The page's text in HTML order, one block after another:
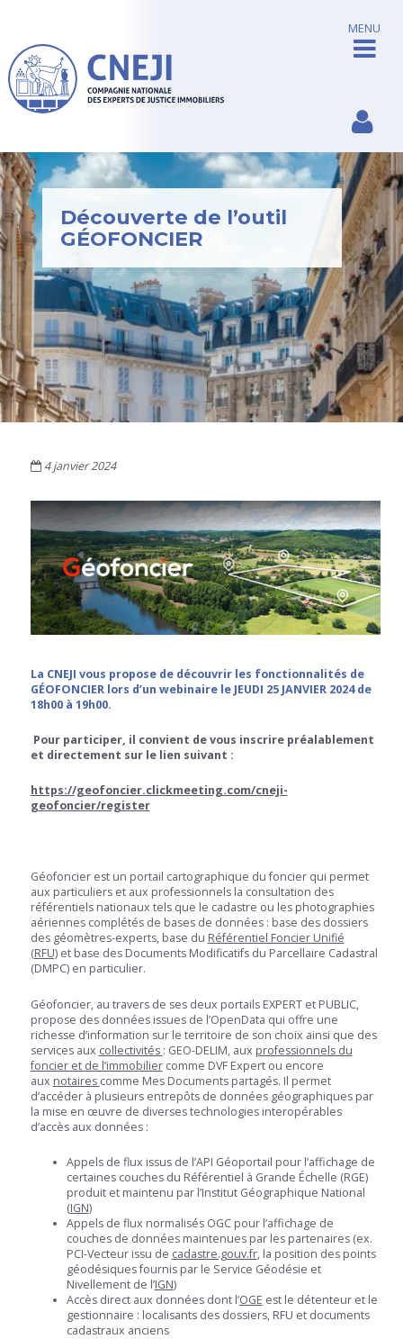
MENU
Découverte de l’outil
GÉOFONCIER
4 janvier 2024
La CNEJI vous propose de découvrir les fonctionnalités de
GÉOFONCIER lors d’un webinaire le JEUDI 25 JANVIER 2024 de
18h00 à 19h00.
Pour participer, il convient de vous inscrire préalablement
et directement sur le lien suivant :
https://geofoncier.clickmeeting.com/cneji-
geofoncier/register
Géofoncier est un portail cartographique du foncier qui permet
aux particuliers et aux professionnels la consultation des
référentiels nationaux tels que le cadastre ou les photographies
aériennes complétés de bases de données : base des dossiers
des géomètres-experts, base du Référentiel Foncier Unifié
(RFU)et base des Documents Modificatifs du Parcellaire Cadastral
(DMPC) en particulier.
Géofoncier, au travers de ses deux portails EXPERT et PUBLIC,
propose des données issues de l’OpenData qui offre une
richesse d’information sur le territoire de son choix ainsi que des
services aux collectivités : GEO-DELIM, aux professionnels du
foncier et de l’immobiliercomme DVF Expert ou encore
aux notaires comme Mes Documents partagés. Il permet
d’accéder à plusieurs entrepôts de données géographiques par
la mise en œuvre de diverses technologies interopérables
d’accès aux données :
Appels de flux issus de l’API Géoportail pour l’affichage de
certaines couches du Référentiel à Grande Échelle (RGE)
produit et maintenu par l’Institut Géographique National
(IGN)
Appels de flux normalisés OGC pour l’affichage de
couches de données maintenues par les partenaires (ex.
PCI-Vecteur issu de cadastre.gouv.fr, la position des points
géodésiques fournis par le Service Géodésie et
Nivellement de l’IGN)
Accès direct aux données dont l’OGE est le détenteur et le
gestionnaire : localisants des dossiers, RFU et documents
cadastraux anciens